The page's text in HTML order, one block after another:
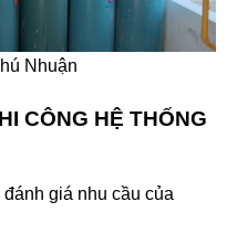
Nhuận
CÔNG HỆ THỐNG
giá nhu cầu của